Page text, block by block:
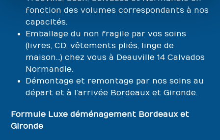
fonction des volumes correspondants à nos
capacités.
Emballage du non fragile par vos soins
(livres, CD, vêtements pliés, linge de
maison…) chez vous à Deauville 14 Calvados
Normandie.
Démontage et remontage par nos soins au
départ et à l’arrivée Bordeaux et Gironde.
Formule Luxe déménagement Bordeaux et
Gironde